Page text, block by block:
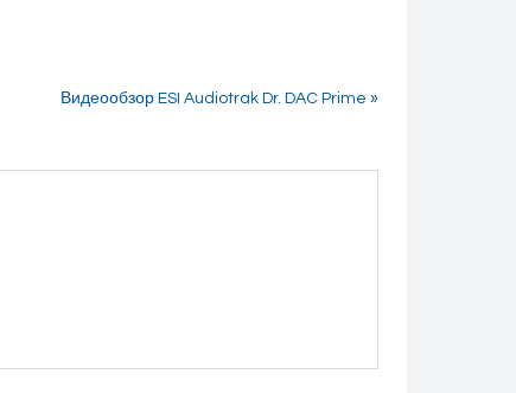
Видеообзор ESI Audiotrak Dr. DAC Prime »